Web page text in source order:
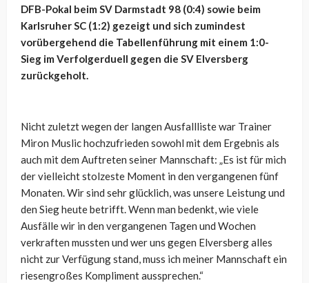
DFB-Pokal beim SV Darmstadt 98 (0:4) sowie beim
Karlsruher SC (1:2) gezeigt und sich zumindest
vorübergehend die Tabellenführung mit einem 1:0-
Sieg im Verfolgerduell gegen die SV Elversberg
zurückgeholt.
Nicht zuletzt wegen der langen Ausfallliste war Trainer
Miron Muslic hochzufrieden sowohl mit dem Ergebnis als
auch mit dem Auftreten seiner Mannschaft: „Es ist für mich
der vielleicht stolzeste Moment in den vergangenen fünf
Monaten. Wir sind sehr glücklich, was unsere Leistung und
den Sieg heute betrifft. Wenn man bedenkt, wie viele
Ausfälle wir in den vergangenen Tagen und Wochen
verkraften mussten und wer uns gegen Elversberg alles
nicht zur Verfügung stand, muss ich meiner Mannschaft ein
riesengroßes Kompliment aussprechen.“